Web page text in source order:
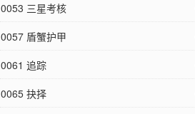
0053 三星考核
0057 盾蟹护甲
0061 追踪
0065 抉择